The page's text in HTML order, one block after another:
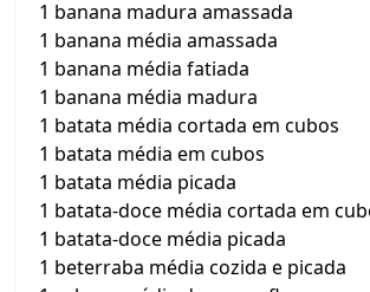
1 banana madura amassada
1 banana média amassada
1 banana média fatiada
1 banana média madura
1 batata média cortada em cubos
1 batata média em cubos
1 batata média picada
1 batata-doce média cortada em
1 batata-doce média picada
1 beterraba média cozida e picada